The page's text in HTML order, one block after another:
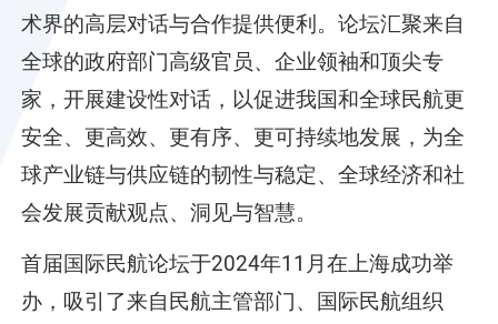
术界的高层对话与合作提供便利。论坛汇聚来自
全球的政府部门高级官员、企业领袖和顶尖专
家，开展建设性对话，以促进我国和全球民航更
安全、更高效、更有序、更可持续地发展，为全
球产业链与供应链的韧性与稳定、全球经济和社
会发展贡献观点、洞见与智慧。
首届国际民航论坛于2024年11月在上海成功举
办，吸引了来自民航主管部门、国际民航组织